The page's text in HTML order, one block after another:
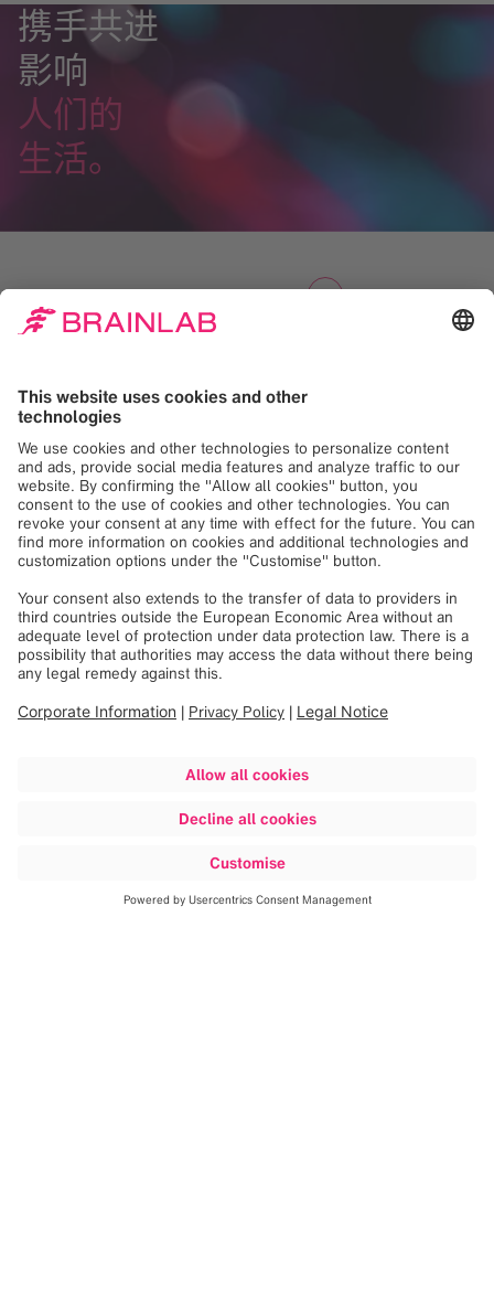
携手共进
影响
人们的
生活。
求知若渴
我们通过推动创新来产生影响。我们开拓进取，不断质疑，
勇于挑战现状，深思熟虑，实现大飞跃。
作为团队，我们对技术和人文的交
汇很感兴趣。而 Brainlab 正是探索